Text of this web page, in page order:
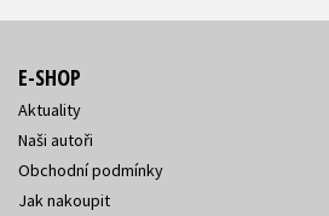
E-SHOP
Aktuality
Naši autoři
Obchodní podmínky
Jak nakoupit